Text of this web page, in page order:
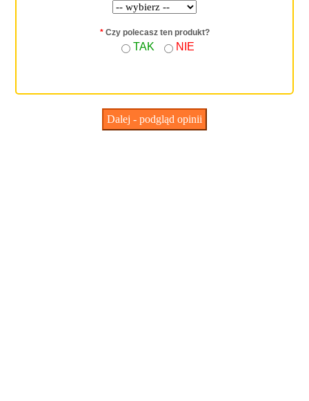
*Czy polecasz ten produkt?
TAK NIE